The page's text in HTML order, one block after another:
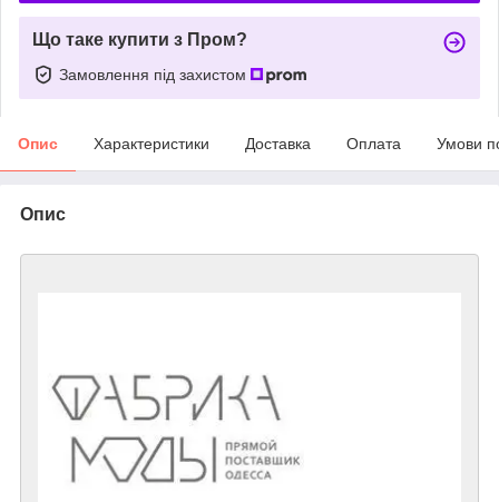
Що таке купити з Пром?
Замовлення під захистом
Опис Характеристики Доставка Оплата Умови
Опис